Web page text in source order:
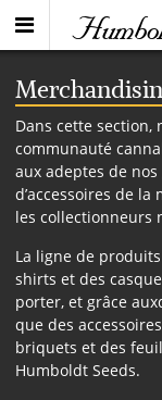
Dans cette
communauté
aux adeptes de
d’accessoires de
les collectionneurs
La ligne de
shirts et des
porter, et grâce
que des
briquets et des
Humboldt Seeds.